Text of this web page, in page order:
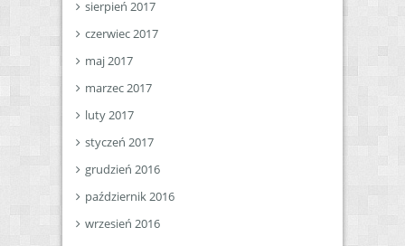
sierpień 2017
czerwiec 2017
maj 2017
marzec 2017
luty 2017
styczeń 2017
grudzień 2016
październik 2016
wrzesień 2016